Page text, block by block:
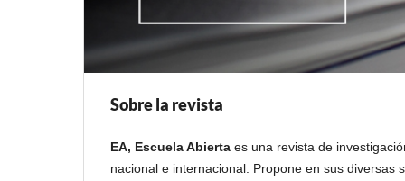
Sobre la revista
EA, Escuela Abierta es una revista de
nacional e internacional. Propone en sus diversas